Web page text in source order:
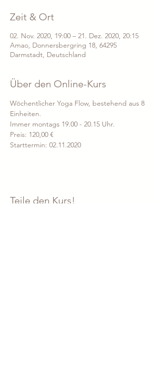
Zeit & Ort
02. Nov. 2020, 19:00 – 21. Dez. 2020, 20:15
Amao, Donnersbergring 18, 64295
Darmstadt, Deutschland
Über den Online-Kurs
Wöchentlicher Yoga Flow, bestehend aus 8
Einheiten.
Immer montags 19.00 - 20.15 Uhr.
Preis: 120,00 €
Starttermin: 02.11.2020
Teile den Kurs!